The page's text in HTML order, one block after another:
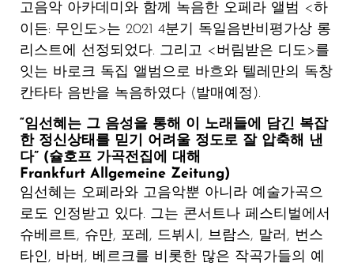
고음악 아카데미와 함께 녹음한 오페라 앨범 <하
이든: 무인도>는 2021 4분기 독일음반비평가상 롱
리스트에 선정되었다. 그리고 <버림받은 디도>를
잇는 바로크 독집 앨범으로 바흐와 텔레만의 독창
칸타타 음반을 녹음하였다 (발매예정).
“임선혜는 그 음성을 통해 이 노래들에 담긴 복잡
한 정신상태를 믿기 어려울 정도로 잘 압축해 낸
다” (슐호프 가곡전집에 대 해
Frankfurt Allgemeine Zeitung)
임선혜는 오페라와 고음악뿐 아니라 예술가곡으
로도 인정받고 있다. 그는 콘서트나 페스티벌에서
슈베르트, 슈만, 포레, 드뷔시, 브람스, 말러, 번스
타인, 바버, 베르크를 비롯한 많은 작곡가들의 예